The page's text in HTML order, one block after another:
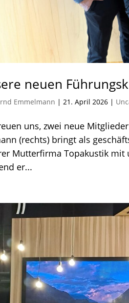
neuen
Emmelmann |21. April 2026 |
uns, zwei neue
(rechts) bringt als
Mutterfirma Topakustik
er...